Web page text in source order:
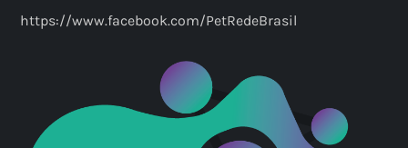
https://www.facebook.com/PetRedeBrasil